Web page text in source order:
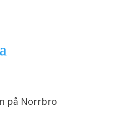
på Norrbro